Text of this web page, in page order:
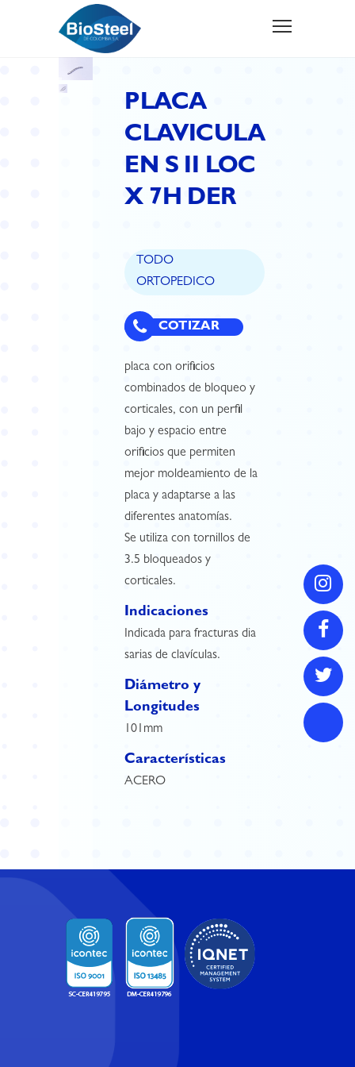
PLACA
CLAVICULA
EN S II LOC
X 7H DER
TODO
ORTOPEDICO
COTIZAR
placa con orificios
combinados de bloqueo y
corticales, con un perfil
bajo y espacio entre
orificios que permiten
mejor moldeamiento de la
placa y adaptarse a las
diferentes anatomías.
Se utiliza con tornillos de
3.5 bloqueados y
corticales.
Indicaciones
Indicada para fracturas dia
sarias de clavículas.
Diámetro y
Longitudes
101mm
Características
ACERO